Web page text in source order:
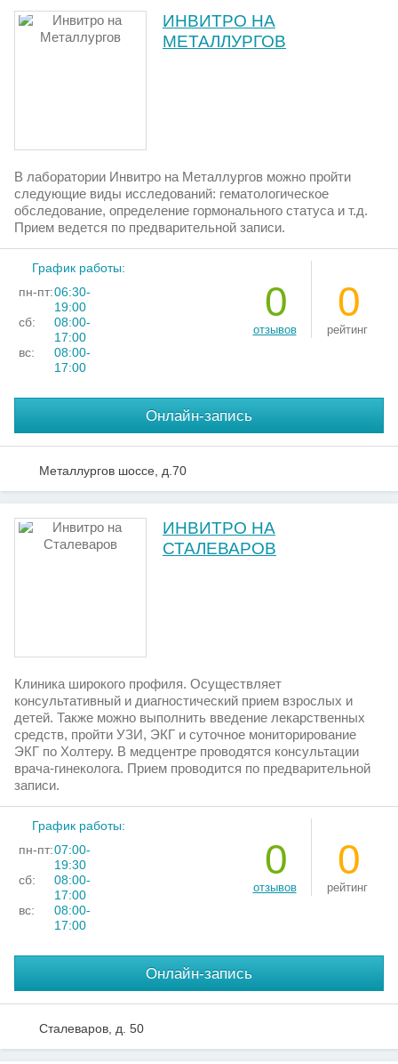
ИНВИТРО НА
МЕТАЛЛУРГОВ
В лаборатории Инвитро на Металлургов можно пройти
следующие виды исследований: гематологическое
обследование, определение гормонального статуса и т.д.
Прием ведется по предварительной записи.
График работы:
пн-пт:06:30-
19:00
сб:
08:00-
17:00
вс:
08:00-
17:00
0
отзывов
0
рейтинг
Онлайн-запись
Металлургов шоссе, д.70
ИНВИТРО НА
СТАЛЕВАРОВ
Клиника широкого профиля. Осуществляет
консультативный и диагностический прием взрослых и
детей. Также можно выполнить введение лекарственных
средств, пройти УЗИ, ЭКГ и суточное мониторирование
ЭКГ по Холтеру. В медцентре проводятся консультации
врача-гинеколога. Прием проводится по предварительной
записи.
График работы:
пн-пт:07:00-
19:30
сб:
08:00-
17:00
вс:
08:00-
17:00
0
отзывов
0
рейтинг
Онлайн-запись
Сталеваров, д. 50